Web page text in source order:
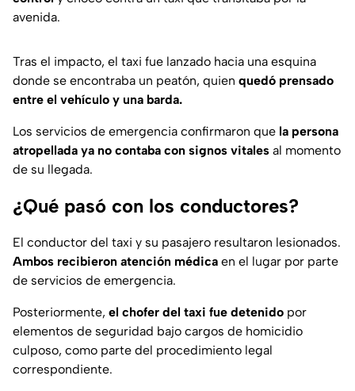
avenida.
Tras el impacto, el taxi fue lanzado hacia una esquina
donde se encontraba un peatón, quien quedó prensado
entre el vehículo y una barda.
Los servicios de emergencia confirmaron que la persona
atropellada ya no contaba con signos vitales al momento
de su llegada.
¿Qué pasó con los conductores?
El conductor del taxi y su pasajero resultaron lesionados.
Ambos recibieron atención médica en el lugar por parte
de servicios de emergencia.
Posteriormente, el chofer del taxi fue detenido por
elementos de seguridad bajo cargos de homicidio
culposo, como parte del procedimiento legal
correspondiente.